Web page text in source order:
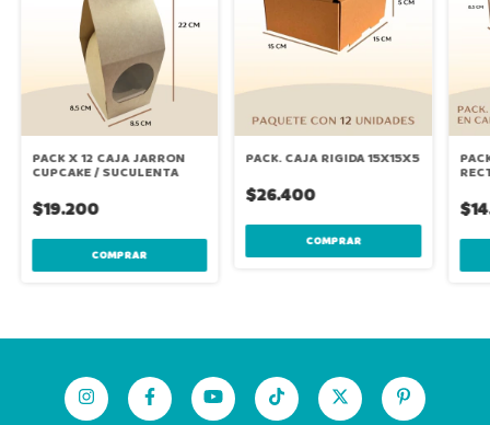
PACK X 12 CAJA JARRON
CUPCAKE / SUCULENTA
$19.200
PACK. CAJA RIGIDA 15X15X5
$26.400
COMPRAR